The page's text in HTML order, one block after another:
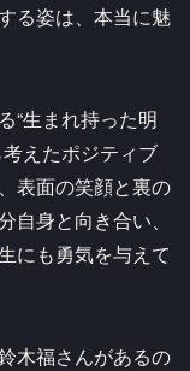
る姿は、本当に魅
“生まれ持った明
えたポジティブ
表面の笑顔と裏の
身と向き合い、
にも勇気を与えて
木福さんがあるの